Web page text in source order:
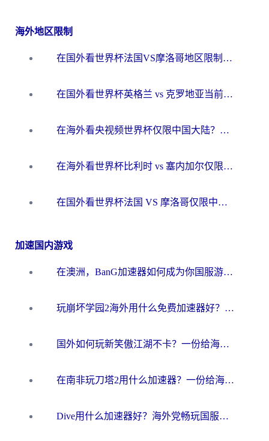
海外地区限制
在国外看世界杯法国VS摩洛哥地区限制？这篇指南让你流畅看中文解说无压力
在国外看世界杯英格兰 vs 克罗地亚当前地区不可播放？这篇指南帮你搞定所有海外观赛难题
在海外看央视频世界杯仅限中国大陆？这篇指南帮你解锁中文解说+无卡顿直播
在海外看世界杯比利时 vs 塞内加尔仅限中国大陆？我找到了最流畅的中文解说之路
在国外看世界杯法国 VS 摩洛哥仅限中国大陆？海外党这样看中文解说赛事不卡顿
加速国内游戏
在澳洲，BanG加速器如何成为你国服游戏的“时光机”？
玩崩坏学园2海外用什么免费加速器好？2026海外党亲测国服游戏加速指南
国外如何玩新笑傲江湖不卡？一份给海外游子的终极网络指南
在南非玩刀塔2用什么加速器？一份给海外游子的终极生存指南
Dive用什么加速器好？海外党畅玩国服游戏的终极避坑指南